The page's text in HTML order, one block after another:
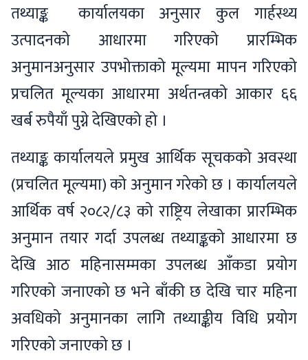
तथ्याङ्क कार्यालयका अनुसार कुल गार्हस्थ्य
उत्पादनको आधारमा गरिएको प्रारम्भिक
अनुमानअनुसार उपभोक्ताको मूल्यमा मापन गरिएको
प्रचलित मूल्यका आधारमा अर्थतन्त्रको आकार ६६
खर्ब रुपैयाँ पुग्ने देखिएको हो ।
तथ्याङ्क कार्यालयले प्रमुख आर्थिक सूचकको अवस्था
(प्रचलित मूल्यमा) को अनुमान गरेको छ । कार्यालयले
आर्थिक वर्ष २०८२/८३ को राष्ट्रिय लेखाका प्रारम्भिक
अनुमान तयार गर्दा उपलब्ध तथ्याङ्कको आधारमा छ
देखि आठ महिनासम्मका उपलब्ध आँकडा प्रयोग
गरिएको जनाएको छ भने बाँकी छ देखि चार महिना
अवधिको अनुमानका लागि तथ्याङ्कीय विधि प्रयोग
गरिएको जनाएको छ ।